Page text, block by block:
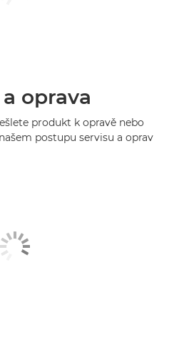
oprava
produkt k opravě nebo
postupu servisu a oprav